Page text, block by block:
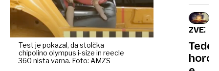
Test je pokazal, da stolčka
chipolino olympus i-size in reecle
360 nista varna. Foto: AMZS
novi
450
km/h
na
ZVEZDE